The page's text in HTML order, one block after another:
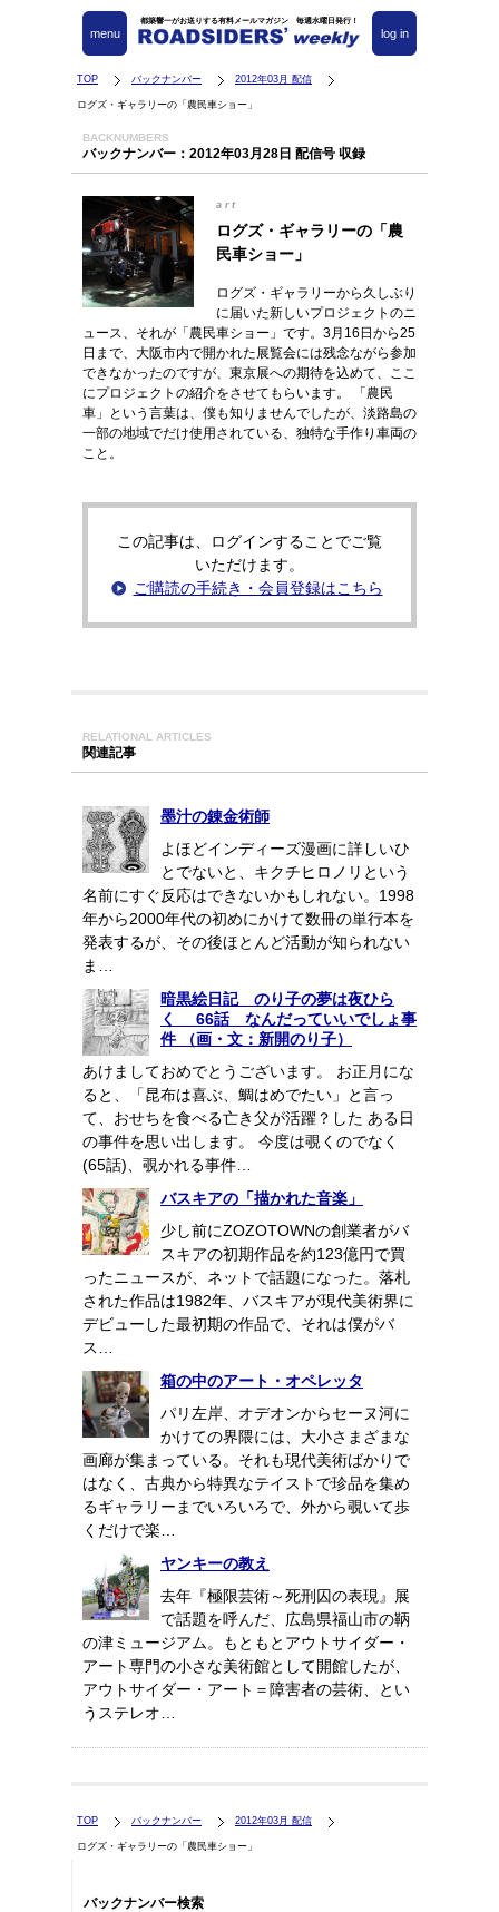
都築響一がお送りする有料メールマガジン 毎週水曜日発行！
log in
menu
TOP バックナンバー 2012年03月 配信
ログズ・ギャラリーの「農民車ショー」
BACKNUMBERS
バックナンバー：2012年03月28日 配信号 収録
art
ログズ・ギャラリーの「農
民車ショー」
ログズ・ギャラリーから久しぶり
に届いた新しいプロジェクトのニ
ュース、それが「農民車ショー」です。3月16日から25
日まで、大阪市内で開かれた展覧会には残念ながら参加
できなかったのですが、東京展への期待を込めて、ここ
にプロジェクトの紹介をさせてもらいます。 「農民
車」という言葉は、僕も知りませんでしたが、淡路島の
一部の地域でだけ使用されている、独特な手作り車両の
こと。
この記事は、ログインすることでご覧
いただけます。
ご購読の手続き・会員登録はこちら
RELATIONAL ARTICLES
関連記事
墨汁の錬金術師
よほどインディーズ漫画に詳しいひ
とでないと、キクチヒロノリという
名前にすぐ反応はできないかもしれない。1998
年から2000年代の初めにかけて数冊の単行本を
発表するが、その後ほとんど活動が知られない
ま…
暗黒絵日記 のり子の夢は夜ひら
く 66話 なんだっていいでしょ事
件 （画・文：新開のり子）
あけましておめでとうございます。 お正月にな
ると、「昆布は喜ぶ、鯛はめでたい」と言っ
て、おせちを食べる亡き父が活躍？した ある日
の事件を思い出します。 今度は覗くのでなく
(65話)、覗かれる事件…
バスキアの「描かれた音楽」
少し前にZOZOTOWNの創業者がバ
スキアの初期作品を約123億円で買
ったニュースが、ネットで話題になった。落札
された作品は1982年、バスキアが現代美術界に
デビューした最初期の作品で、それは僕がバ
ス…
箱の中のアート・オペレッタ
パリ左岸、オデオンからセーヌ河に
かけての界隈には、大小さまざまな
画廊が集まっている。それも現代美術ばかりで
はなく、古典から特異なテイストで珍品を集め
るギャラリーまでいろいろで、外から覗いて歩
くだけで楽…
ヤンキーの教え
去年『極限芸術～死刑囚の表現』展
で話題を呼んだ、広島県福山市の鞆
の津ミュージアム。もともとアウトサイダー・
アート専門の小さな美術館として開館したが、
アウトサイダー・アート＝障害者の芸術、とい
うステレオ…
TOP バックナンバー 2012年03月 配信
ログズ・ギャラリーの「農民車ショー」
バックナンバー検索